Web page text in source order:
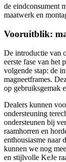
de eindconsument
maatwerk en
Vooruitblik:
De introductie van
eerste fase van het
volgende stap: de
magneetframes.
op gebruiksgemak
Dealers kunnen
ondersteuning
ondersteunen bij
raamhorren en
enthousiasme naar
kunnen we nog
en stijlvolle KeJe